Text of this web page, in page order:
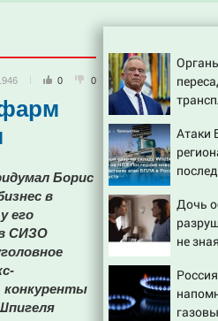
0 0
Борис
в
его
в СИЗО
конкуренты
живых
Атаки
Дочь
не
одной